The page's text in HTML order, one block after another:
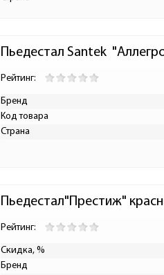
Пьедестал Santek
Рейтинг:
Бренд
Код товара
Страна
Пьедестал"Престиж"
Рейтинг:
Скидка, %
Бренд